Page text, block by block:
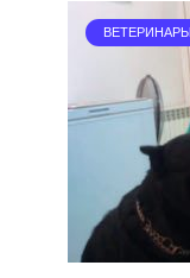
ВЕТЕРИНАРЫ